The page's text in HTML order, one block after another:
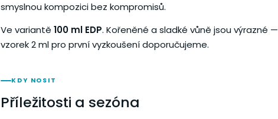
smyslnou kompozici bez kompromisů.
Ve variantě 100 ml EDP. Kořeněné a sladké vůně jsou výrazné —
vzorek 2 ml pro první vyzkoušení doporučujeme.
KDY NOSIT
Příležitosti a sezóna